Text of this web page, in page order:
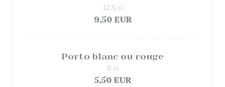
9,50 EUR
12,5 cl
Porto blanc ou rouge
5,50 EUR
8 cl